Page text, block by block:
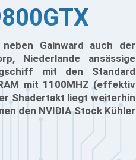
Gainward auch der
Niederlande ansässige
mit den Standard
mit 1100MHZ (effektiv
Shadertakt liegt weiterhin
den NVIDIA Stock Kühler